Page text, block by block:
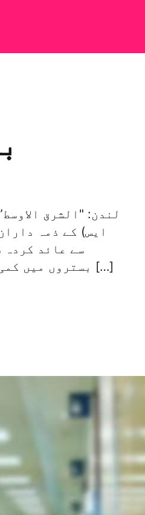
لندن: "الشرق
ایس) کے ذمہ
سے عائد کردہ
بستروں میں کمی لانے کے باعث مریضوں کی بھیڑ ہونے کی وجہ سے ہوئی۔ […]